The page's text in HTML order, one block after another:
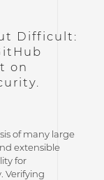
Difficult:
on
of many large
extensible
for
Verifying